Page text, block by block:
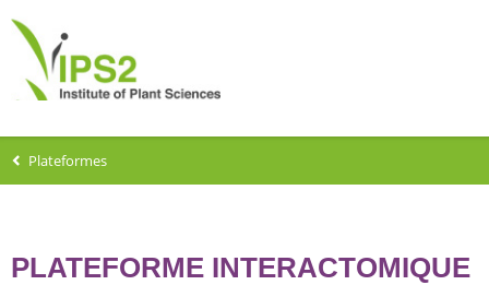
Plateformes
PLATEFORME INTERACTOMIQUE